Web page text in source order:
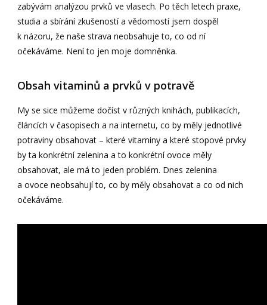
zabývám analýzou prvků ve vlasech. Po těch letech praxe,
studia a sbírání zkušeností a vědomostí jsem dospěl
k názoru, že naše strava neobsahuje to, co od ní
očekáváme. Není to jen moje domněnka.
Obsah vitaminů a prvků v potravě
My se sice můžeme dočíst v různých knihách, publikacích,
článcích v časopisech a na internetu, co by měly jednotlivé
potraviny obsahovat – které vitaminy a které stopové prvky
by ta konkrétní zelenina a to konkrétní ovoce měly
obsahovat, ale má to jeden problém. Dnes zelenina
a ovoce neobsahují to, co by měly obsahovat a co od nich
očekáváme.